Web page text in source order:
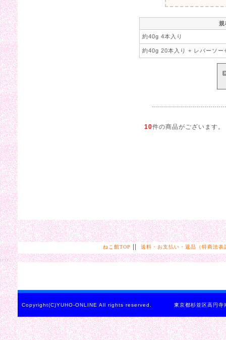
規
約40g 4本入り
約40g 20本入り + レバーソー
10件の商品がございます。
ねこ館TOP 送料・お支払い・返品（特商法表
Copyright(C)YUHO-ONLINE All rights reserved. 東京都杉並区高円寺